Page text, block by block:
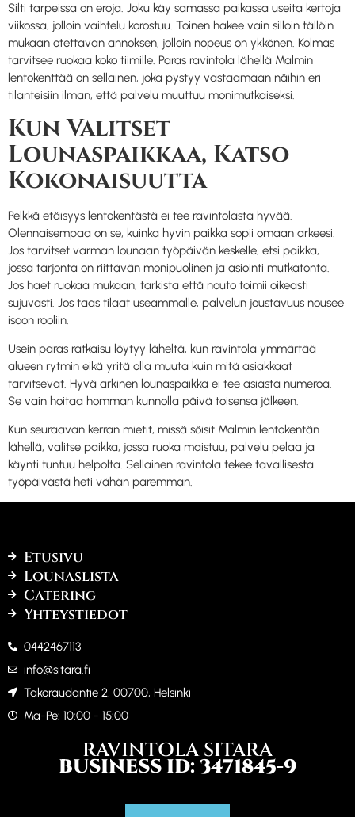
Silti tarpeissa on eroja. Joku käy samassa paikassa useita kertoja
viikossa, jolloin vaihtelu korostuu. Toinen hakee vain silloin tällöin
mukaan otettavan annoksen, jolloin nopeus on ykkönen. Kolmas
tarvitsee ruokaa koko tiimille. Paras ravintola lähellä Malmin
lentokenttää on sellainen, joka pystyy vastaamaan näihin eri
tilanteisiin ilman, että palvelu muuttuu monimutkaiseksi.
Kun Valitset
Lounaspaikkaa, Katso
Kokonaisuutta
Pelkkä etäisyys lentokentästä ei tee ravintolasta hyvää.
Olennaisempaa on se, kuinka hyvin paikka sopii omaan arkeesi.
Jos tarvitset varman lounaan työpäivän keskelle, etsi paikka,
jossa tarjonta on riittävän monipuolinen ja asiointi mutkatonta.
Jos haet ruokaa mukaan, tarkista että nouto toimii oikeasti
sujuvasti. Jos taas tilaat useammalle, palvelun joustavuus nousee
isoon rooliin.
Usein paras ratkaisu löytyy läheltä, kun ravintola ymmärtää
alueen rytmin eikä yritä olla muuta kuin mitä asiakkaat
tarvitsevat. Hyvä arkinen lounaspaikka ei tee asiasta numeroa.
Se vain hoitaa homman kunnolla päivä toisensa jälkeen.
Kun seuraavan kerran mietit, missä söisit Malmin lentokentän
lähellä, valitse paikka, jossa ruoka maistuu, palvelu pelaa ja
käynti tuntuu helpolta. Sellainen ravintola tekee tavallisesta
työpäivästä heti vähän paremman.
RAVINTOLA SITARA
BUSINESS ID: 3471845-9
0442467113
info@sitara.fi
Takoraudantie 2, 00700, Helsinki
Ma-Pe: 10:00 - 15:00
Etusivu
Lounaslista
Catering
Yhteystiedot